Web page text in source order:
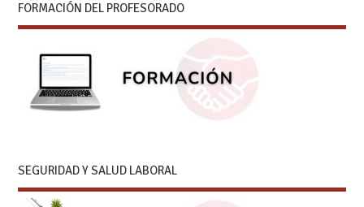
FORMACIÓN DEL PROFESORADO
SEGURIDAD Y SALUD LABORAL